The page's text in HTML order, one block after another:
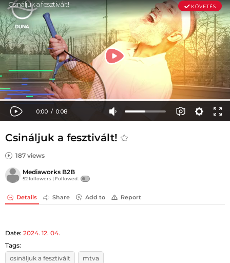
Csináljuk a fesztivált!
187 views
Mediaworks B2B
52 followers | Followed:
Details Share Add to Report
Date: 2024. 12. 04.
Tags:
csináljuk a fesztivált
mtva